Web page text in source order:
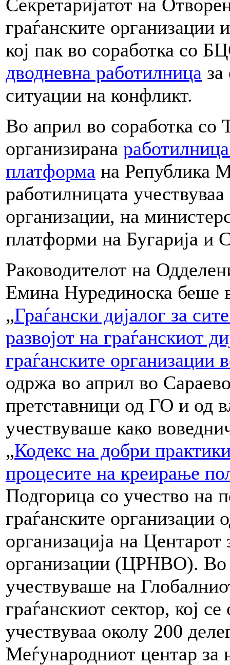
Секретаријатот на
граѓанските
кој пак во соработка со
дводневна работилница
ситуации на конфликт.
Во април во соработка
организирана
платформа на Република
работилницата
организации, на
платформи на Бугарија и
Раководителот на
Емина Нурединоска беше
„Граѓански дијалог за
развојот на граѓанскиот
граѓанските организации
одржа во април во
претставници од ГО и од
учествуваше како
„Кодекс на добри
процесите на креирање
Подгорица со учество на
граѓанските организации
организација на Центарот
организации (ЦРНВО). Во
учествуваше на
граѓанскиот сектор, кој
учествуваа околу 200
Меѓународниот центар